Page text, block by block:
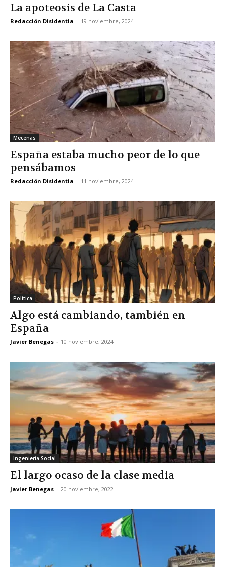
La apoteosis de La Casta
Redacción Disidentia - 19 noviembre, 2024
Mecenas
España estaba mucho peor de lo que
pensábamos
Redacción Disidentia - 11 noviembre, 2024
Política
Algo está cambiando, también en
España
Javier Benegas - 10 noviembre, 2024
Ingeniería Social
El largo ocaso de la clase media
Javier Benegas - 20 noviembre, 2022